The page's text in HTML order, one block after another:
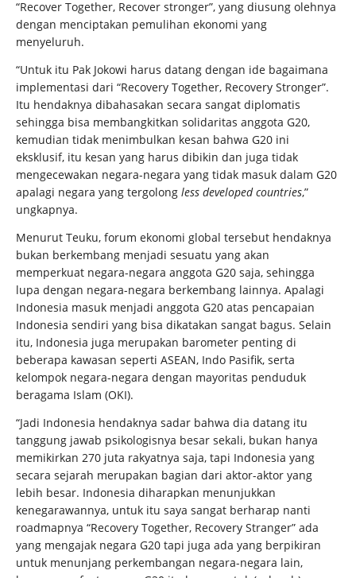
“Recover Together, Recover stronger”, yang diusung olehnya
dengan menciptakan pemulihan ekonomi yang
menyeluruh.
“Untuk itu Pak Jokowi harus datang dengan ide bagaimana
implementasi dari “Recovery Together, Recovery Stronger”.
Itu hendaknya dibahasakan secara sangat diplomatis
sehingga bisa membangkitkan solidaritas anggota G20,
kemudian tidak menimbulkan kesan bahwa G20 ini
eksklusif, itu kesan yang harus dibikin dan juga tidak
mengecewakan negara-negara yang tidak masuk dalam G20
apalagi negara yang tergolong less developed countries,”
ungkapnya.
Menurut Teuku, forum ekonomi global tersebut hendaknya
bukan berkembang menjadi sesuatu yang akan
memperkuat negara-negara anggota G20 saja, sehingga
lupa dengan negara-negara berkembang lainnya. Apalagi
Indonesia masuk menjadi anggota G20 atas pencapaian
Indonesia sendiri yang bisa dikatakan sangat bagus. Selain
itu, Indonesia juga merupakan barometer penting di
beberapa kawasan seperti ASEAN, Indo Pasifik, serta
kelompok negara-negara dengan mayoritas penduduk
beragama Islam (OKI).
“Jadi Indonesia hendaknya sadar bahwa dia datang itu
tanggung jawab psikologisnya besar sekali, bukan hanya
memikirkan 270 juta rakyatnya saja, tapi Indonesia yang
secara sejarah merupakan bagian dari aktor-aktor yang
lebih besar. Indonesia diharapkan menunjukkan
kenegarawannya, untuk itu saya sangat berharap nanti
roadmapnya “Recovery Together, Recovery Stranger” ada
yang mengajak negara G20 tapi juga ada yang berpikiran
untuk menunjang perkembangan negara-negara lain,